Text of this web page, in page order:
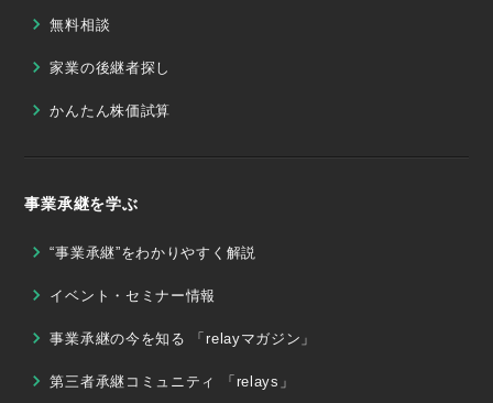
無料相談
家業の後継者探し
かんたん株価試算
事業承継を学ぶ
“事業承継”をわかりやすく解説
イベント・セミナー情報
事業承継の今を知る 「relayマガジン」
第三者承継コミュニティ 「relays」